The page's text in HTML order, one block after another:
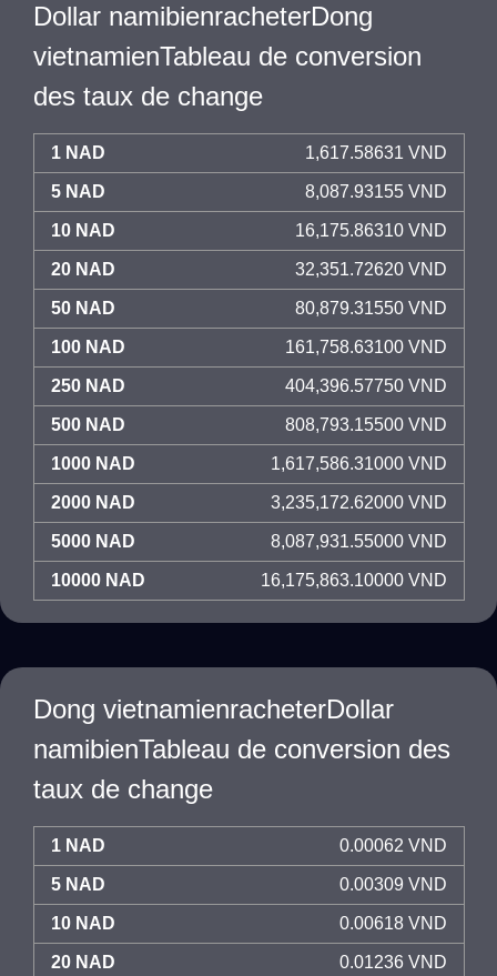
Dollar namibienracheterDong
vietnamienTableau de conversion
des taux de change
1 NAD 1,617.58631 VND
5 NAD 8,087.93155 VND
10 NAD 16,175.86310 VND
20 NAD 32,351.72620 VND
50 NAD 80,879.31550 VND
100 NAD 161,758.63100 VND
250 NAD 404,396.57750 VND
500 NAD 808,793.15500 VND
1000 NAD 1,617,586.31000 VND
2000 NAD 3,235,172.62000 VND
5000 NAD 8,087,931.55000 VND
10000 NAD 16,175,863.10000 VND
Dong vietnamienracheterDollar
namibienTableau de conversion des
taux de change
1 NAD 0.00062 VND
5 NAD 0.00309 VND
10 NAD 0.00618 VND
20 NAD 0.01236 VND